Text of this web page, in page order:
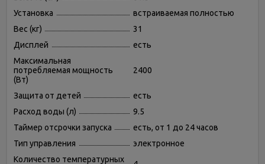
Установка
встраиваемая полностью
Вес (кг)
31
Дисплей
есть
Максимальная
потребляемая мощность
(Вт)
2400
Защита от детей
есть
Расход воды (л)
9.5
Таймер отсрочки запуска
есть, от 1 до 24 часов
Тип управления
электронное
Количество температурных